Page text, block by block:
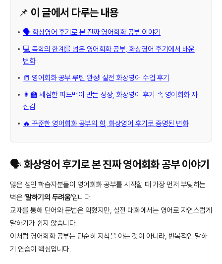
📌 이 글에서 다루는 내용
🗣️ 화상영어 후기로 본 진짜 영어회화 공부 이야기
💻 독학의 한계를 넘은 영어회화 공부, 화상영어 후기에서 배운
변화
📒 영어회화 공부 루틴 완성! 실전 화상영어 수업 후기
👩‍🏫 세심한 피드백이 만든 성장, 화상영어 후기 속 영어회화 자
신감
🔥 꾸준한 영어회화 공부의 힘, 화상영어 후기로 증명된 변화
🗣️ 화상영어 후기로 본 진짜 영어회화 공부 이야기
많은 성인 학습자분들이 영어회화 공부를 시작할 때 가장 먼저 부딪히는
벽은 ‘말하기의 두려움’입니다.
교재를 통해 단어와 문법은 익혔지만, 실전 대화에서는 영어로 자연스럽게
말하기가 쉽지 않습니다.
이처럼 영어회화 공부는 단순히 지식을 아는 것이 아니라, 반복적인 말하
기 연습이 핵심입니다.